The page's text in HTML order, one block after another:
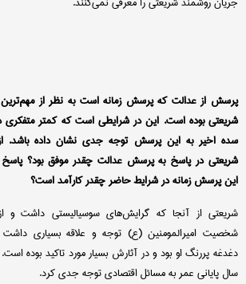
پرسش از عدالت که پرسش زمانه است به نظر از
شریعتی بوده است. این در شرایطی است که کمتر متفکری
سده اخیر به این پرسش توجه جدی نشان داده باشد.
شریعتی در پاسخ به پرسش عدالت چقدر موفق بود؟ پاسخ
این پرسش زمانه در شرایط حاضر چقدر کارآمد است؟
شریعتی از آنجا که گرایش‌های سوسیالیستی داشت و
شخصیت امیرالمومنین (ع) توجه و علاقه بسیاری داشت
دغدغه پررنگ او بود و در آثارش بسیار مورد تاکید بوده
سال پایانی عمر به مسائل اقتصادی توجه جدی کرد.